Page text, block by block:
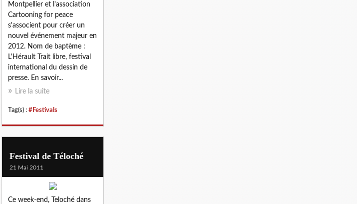
Montpellier et l'association
Cartooning for peace
s'associent pour créer un
nouvel événement majeur en
2012. Nom de baptème :
L'Hérault Trait libre, festival
international du dessin de
presse. En savoir...
Lire la suite
Tag(s) : #Festivals
Festival de Téloché
21 Mai 2011
Ce week-end, Teloché dans